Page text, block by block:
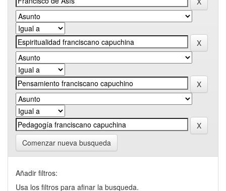
Comenzar nueva busqueda
Añadir filtros:
Usa los filtros para afinar la busqueda.